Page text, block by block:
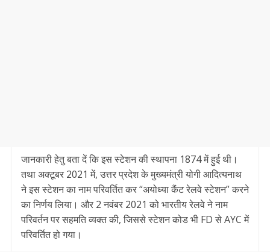
जानकारी हेतु बता दें कि इस स्टेशन की स्थापना 1874 में हुई थी।
तथा अक्टूबर 2021 में, उत्तर प्रदेश के मुख्यमंत्री योगी आदित्यनाथ
ने इस स्टेशन का नाम परिवर्तित कर “अयोध्या कैंट रेलवे स्टेशन” करने
का निर्णय लिया। और 2 नवंबर 2021 को भारतीय रेलवे ने नाम
परिवर्तन पर सहमति व्यक्त की, जिससे स्टेशन कोड भी FD से AYC में
परिवर्तित हो गया।